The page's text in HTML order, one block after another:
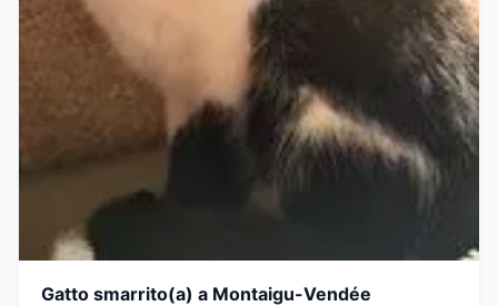
Gatto smarrito(a) a Montaigu-Vendée